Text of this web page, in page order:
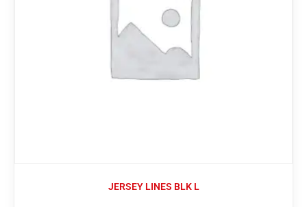
JERSEY LINES BLK L